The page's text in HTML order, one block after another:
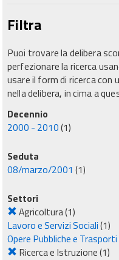
Filtra
Puoi trovare la delibera
perfezionare la ricerca
usare il form di ricerca con
nella delibera, in cima a
Decennio
2000 - 2010(1)
Seduta
08/marzo/2001 (1)
Settori
Agricoltura(1)
Lavoro e Servizi Sociali(1)
Opere Pubbliche e Trasporti
Ricerca e Istruzione(1)